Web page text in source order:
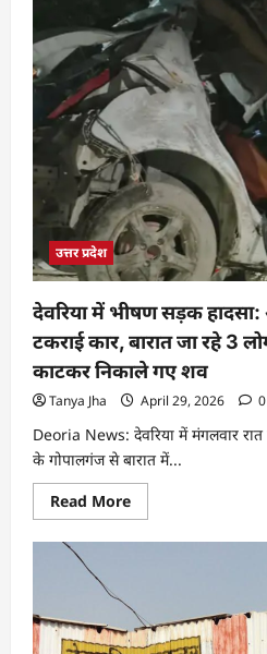
उत्तर प्रदेश
देवरिया में भीषण सड़क हादसा:
टकराई कार, बारात जा रहे 3
काटकर निकाले गए शव
Tanya Jha April 29, 2026 0
Deoria News: देवरिया में मंगलवार
के गोपालगंज से बारात में...
Read More